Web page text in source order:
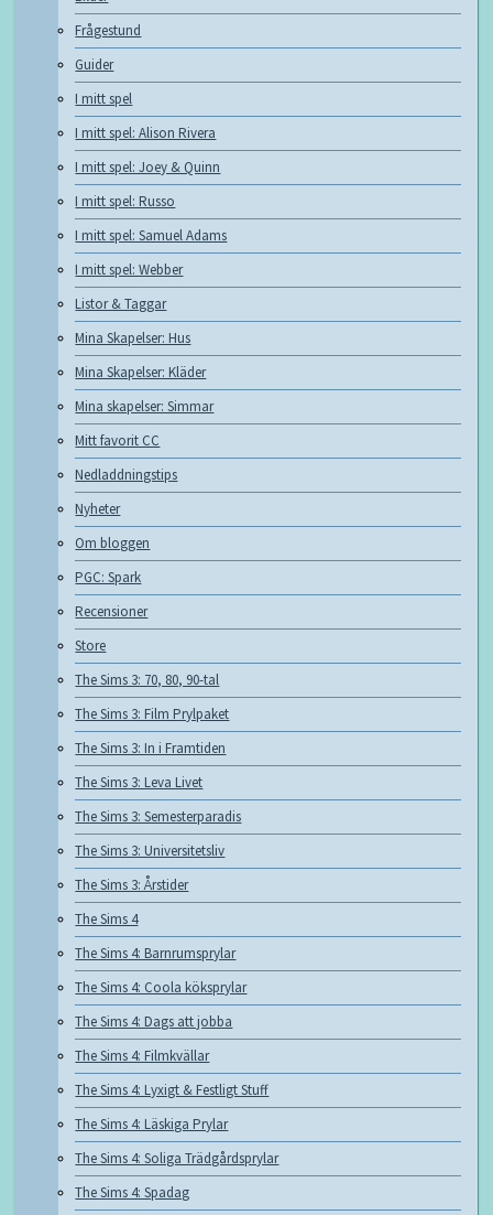
Frågestund
Guider
I mitt spel
I mitt spel: Alison Rivera
I mitt spel: Joey & Quinn
I mitt spel: Russo
I mitt spel: Samuel Adams
I mitt spel: Webber
Listor & Taggar
Mina Skapelser: Hus
Mina Skapelser: Kläder
Mina skapelser: Simmar
Mitt favorit CC
Nedladdningstips
Nyheter
Om bloggen
PGC: Spark
Recensioner
Store
The Sims 3: 70, 80, 90-tal
The Sims 3: Film Prylpaket
The Sims 3: In i Framtiden
The Sims 3: Leva Livet
The Sims 3: Semesterparadis
The Sims 3: Universitetsliv
The Sims 3: Årstider
The Sims 4
The Sims 4: Barnrumsprylar
The Sims 4: Coola köksprylar
The Sims 4: Dags att jobba
The Sims 4: Filmkvällar
The Sims 4: Lyxigt & Festligt Stuff
The Sims 4: Läskiga Prylar
The Sims 4: Soliga Trädgårdsprylar
The Sims 4: Spadag